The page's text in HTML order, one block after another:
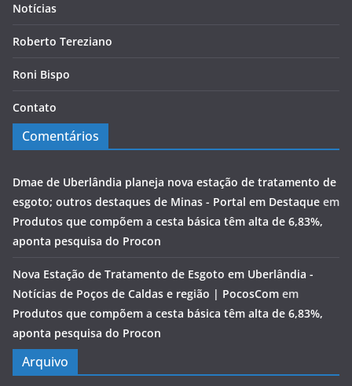
Notícias
Roberto Tereziano
Roni Bispo
Contato
Comentários
Dmae de Uberlândia planeja nova estação de tratamento de
esgoto; outros destaques de Minas - Portal em Destaque em
Produtos que compõem a cesta básica têm alta de 6,83%,
aponta pesquisa do Procon
Nova Estação de Tratamento de Esgoto em Uberlândia -
Notícias de Poços de Caldas e região | PocosCom em
Produtos que compõem a cesta básica têm alta de 6,83%,
aponta pesquisa do Procon
Arquivo